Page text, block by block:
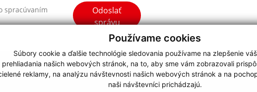
Používame cookies
Súbory cookie a ďalšie technológie sledovania používame na zlepšenie
prehliadania našich webových stránok, na to, aby sme vám zobrazovali
reklamy, na analýzu návštevnosti našich webových stránok a na
naši návštevníci prichádzajú.
spracúvaním
Odoslať
správu
s
ECHELON 2,
webdesign|